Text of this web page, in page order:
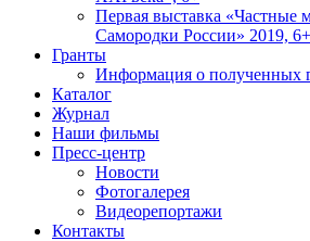
Первая выставка «Частные
Самородки России» 2019, 6+
Гранты
Информация о полученных
Каталог
Журнал
Наши фильмы
Пресс-центр
Новости
Фотогалерея
Видеорепортажи
Контакты